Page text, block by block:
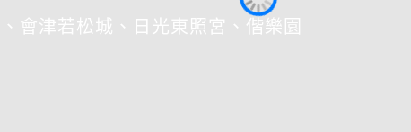
會津若松城、日光東照宮、偕樂園